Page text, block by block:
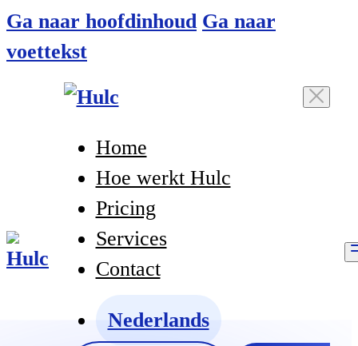
Ga naar hoofdinhoud Ga naar
voettekst
Home
Hoe werkt Hulc
Pricing
Services
Contact
Nederlands